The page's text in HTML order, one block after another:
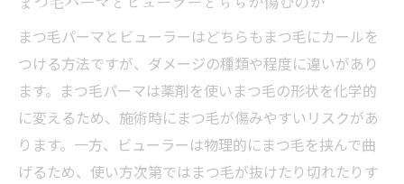
まつ毛パーマとビューラーはどちらもまつ毛にカールを
つける方法ですが、ダメージの種類や程度に違いがあり
ます。まつ毛パーマは薬剤を使いまつ毛の形状を化学的
に変えるため、施術時にまつ毛が傷みやすいリスクがあ
ります。一方、ビューラーは物理的にまつ毛を挟んで曲
げるため、使い方次第ではまつ毛が抜けたり切れたりす